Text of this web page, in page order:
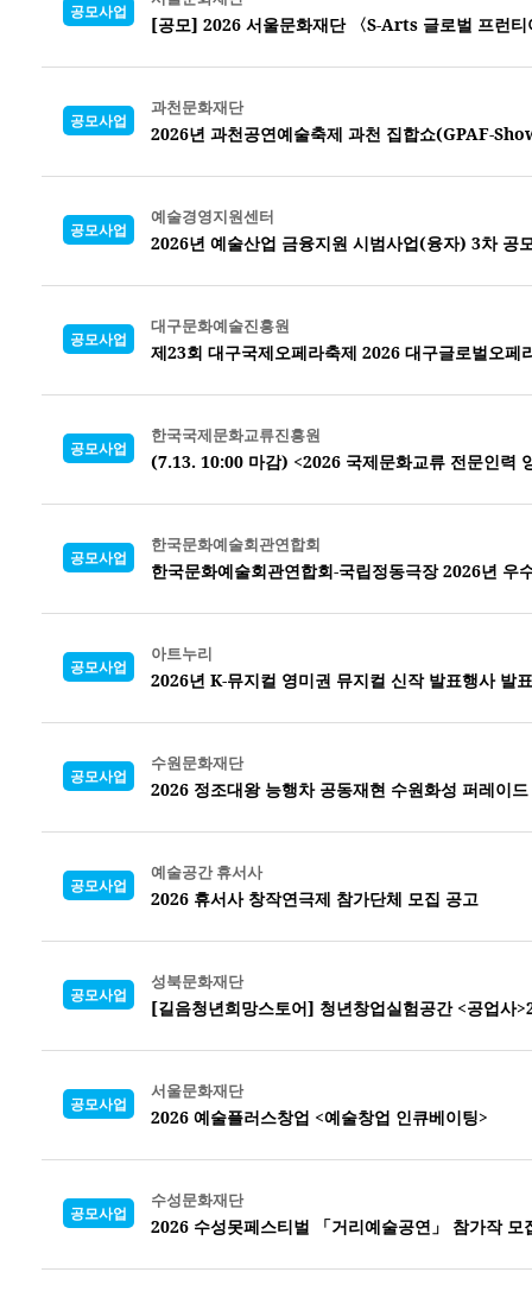
공모사업
[공모] 2026 서울문화재단 〈S-Arts 글로벌 프런
공모사업
과천문화재단
2026년 과천공연예술축제 과천 집합쇼(GPAF-
공모사업
예술경영지원센터
2026년 예술산업 금융지원 시범사업(융자) 3차 공
공모사업
대구문화예술진흥원
제23회 대구국제오페라축제 2026 대구글로벌오페
공모사업
한국국제문화교류진흥원
(7.13. 10:00 마감) <2026 국제문화교류 전문인력
공모사업
한국문화예술회관연합회
한국문화예술회관연합회-국립정동극장 2026년 우
공모사업
아트누리
2026년 K-뮤지컬 영미권 뮤지컬 신작 발표행사 발
공모사업
수원문화재단
2026 정조대왕 능행차 공동재현 수원화성 퍼레이
공모사업
예술공간 휴서사
2026 휴서사 창작연극제 참가단체 모집 공고
공모사업
성북문화재단
[길음청년희망스토어] 청년창업실험공간 <공업사
공모사업
서울문화재단
2026 예술플러스창업 <예술창업 인큐베이팅>
공모사업
수성문화재단
2026 수성못페스티벌 「거리예술공연」 참가작 모